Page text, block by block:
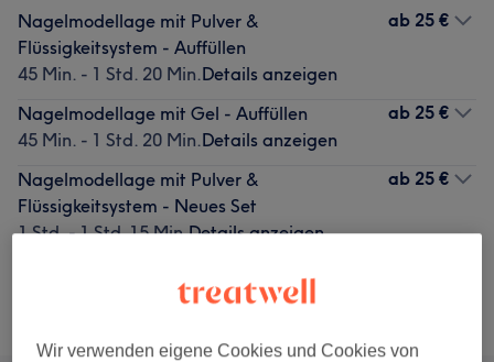
Nagelmodellage mit Pulver &
Flüssigkeitsystem - Auffüllen
45 Min. - 1 Std. 20 Min.Details anzeigen
ab 25 €
Nagelmodellage mit Gel - Auffüllen
45 Min. - 1 Std. 20 Min.Details anzeigen
ab 25 €
Nagelmodellage mit Pulver &
Flüssigkeitsystem - Neues Set
1 Std. - 1 Std. 15 Min.Details anzeigen
ab 25 €
Nicht gefunden wonach du gesucht hast?
Wir verwenden eigene Cookies und Cookies von